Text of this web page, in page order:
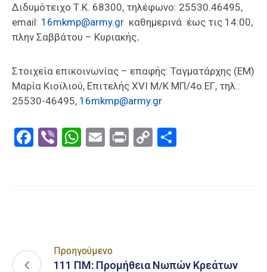
Διδυμότειχο Τ.Κ. 68300, τηλέφωνο: 25530.46495,
email: 16mkmp@army.gr καθημερινά έως τις 14:00,
πλην Σαββάτου – Κυριακής.
Στοιχεία επικοινωνίας – επαφής: Ταγματάρχης (ΕΜ)
Μαρία Κιοϊλιού, Επιτελής XVI M/K ΜΠ/4ο ΕΓ, τηλ.:
25530-46495, 16mkmp@army.gr
Facebook
ViberWhatsApp
EmailPrintCopy
Προηγούμενο
111 ΠΜ: Προμήθεια Νωπών Κρεάτων